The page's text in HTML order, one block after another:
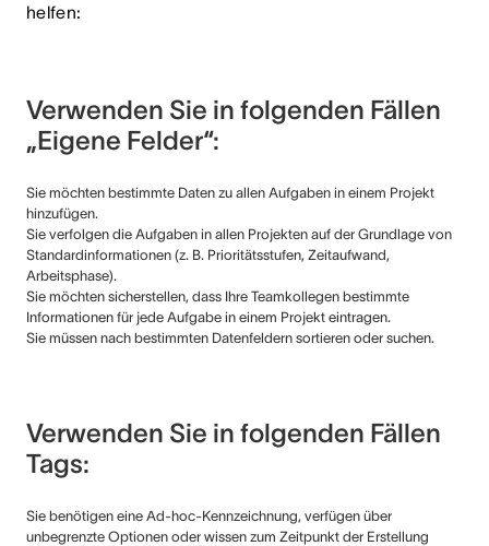
helfen:
Verwenden Sie in folgenden Fällen
„Eigene Felder“:
Sie möchten bestimmte Daten zu allen Aufgaben in einem Projekt
hinzufügen.
Sie verfolgen die Aufgaben in allen Projekten auf der Grundlage von
Standardinformationen (z. B. Prioritätsstufen, Zeitaufwand,
Arbeitsphase).
Sie möchten sicherstellen, dass Ihre Teamkollegen bestimmte
Informationen für jede Aufgabe in einem Projekt eintragen.
Sie müssen nach bestimmten Datenfeldern sortieren oder suchen.
Verwenden Sie in folgenden Fällen
Tags:
Sie benötigen eine Ad-hoc-Kennzeichnung, verfügen über
unbegrenzte Optionen oder wissen zum Zeitpunkt der Erstellung